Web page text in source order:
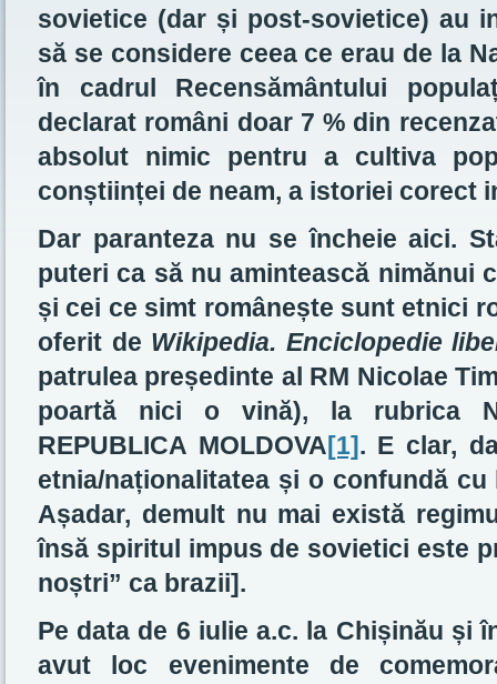
sovietice (dar și post-sovietice) au
să se considere ceea ce erau de la
în cadrul Recensământului
declarat români doar 7 % din
absolut nimic pentru a cultiva
conștiinței de neam, a istoriei corect
Dar paranteza nu se încheie aici.
puteri ca să nu amintească nimănui
și cei ce simt românește sunt etnici
oferit de Wikipedia. Enciclopedie
patrulea președinte al RM Nicolae
poartă nici o vină), la rubrica
REPUBLICA MOLDOVA[1]. E clar,
etnia/naționalitatea și o confundă cu
Așadar, demult nu mai există
însă spiritul impus de sovietici este
noștri” ca brazii].
Pe data de 6 iulie a.c. la Chișinău și
avut loc evenimente de